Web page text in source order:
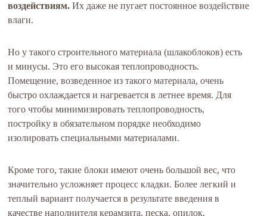
воздействиям. Их даже не пугает постоянное воздействие
влаги.
Но у такого строительного материала (шлакоблоков) есть
и минусы. Это его высокая теплопроводность.
Помещение, возведенное из такого материала, очень
быстро охлаждается и нагревается в летнее время. Для
того чтобы минимизировать теплопроводность,
постройку в обязательном порядке необходимо
изолировать специальными материалами.
Кроме того, такие блоки имеют очень большой вес, что
значительно усложняет процесс кладки. Более легкий и
теплый вариант получается в результате введения в
качестве наполнителя керамзита, песка, опилок.